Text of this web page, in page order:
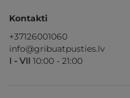
Kontakti
+37126001060
info@gribuatpusties.lv
I - VII 10:00 - 21:00